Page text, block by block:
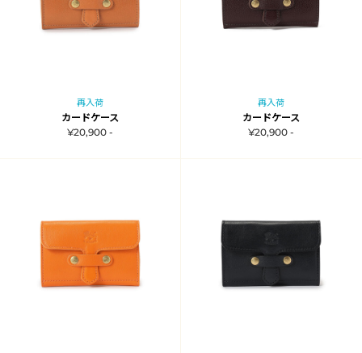
再入荷
カードケース
¥20,900 -
再入荷
カードケース
¥20,900 -